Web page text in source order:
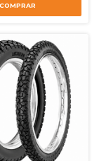
COMPRAR